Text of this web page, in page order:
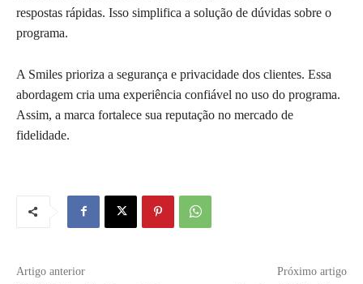
respostas rápidas. Isso simplifica a solução de dúvidas sobre o
programa.
A Smiles prioriza a segurança e privacidade dos clientes. Essa
abordagem cria uma experiência confiável no uso do programa.
Assim, a marca fortalece sua reputação no mercado de
fidelidade.
Artigo anterior Próximo artigo